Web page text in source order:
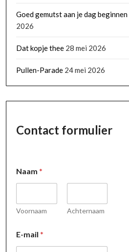
Goed gemutst aan je dag beginnen
2026
Dat kopje thee 28 mei 2026
Pullen-Parade 24 mei 2026
Contact formulier
Naam *
Voornaam Achternaam
-
m
E-mail *